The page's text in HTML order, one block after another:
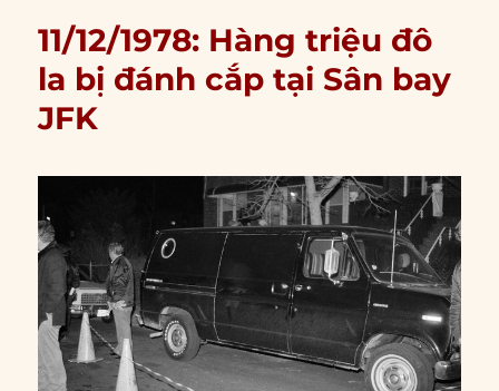
11/12/1978: Hàng triệu đô
la bị đánh cắp tại Sân bay
JFK